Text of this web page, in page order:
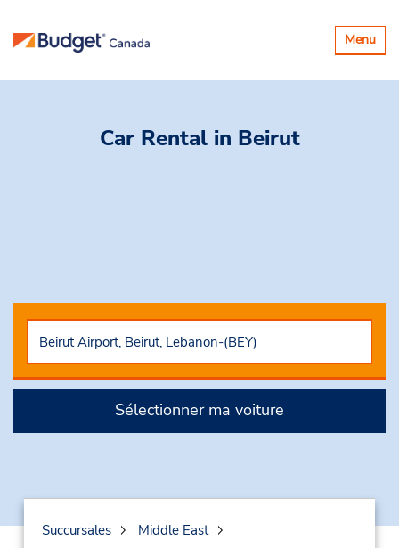
Basculer
la
Menu
Car Rental in Beirut
Sélectionner ma voiture
Succursales
Middle East